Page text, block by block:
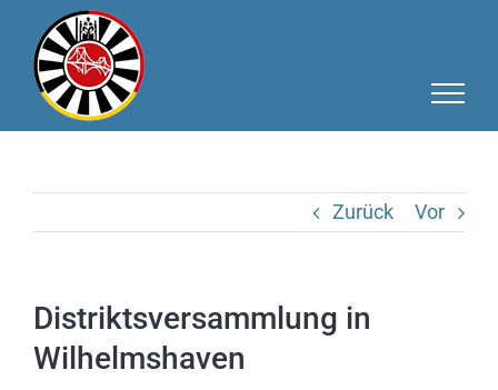
Inhalt
springen
Zurück Vor
Distriktsversammlung in
Wilhelmshaven